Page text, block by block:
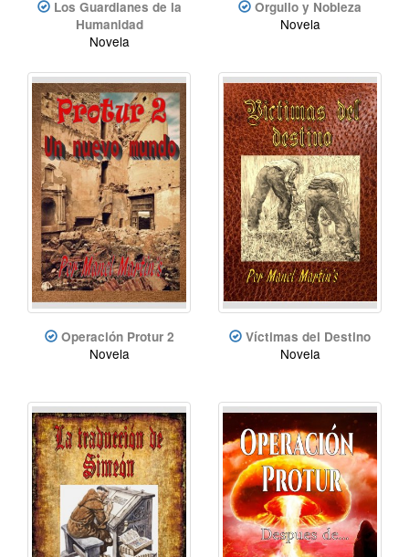
Los Guardianes de la
Humanidad
Novela
Orgullo y Nobleza
Novela
Operación Protur 2
Novela
Víctimas del Destino
Novela